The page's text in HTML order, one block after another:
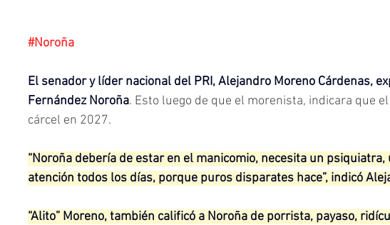
#Noroña
El senador y líder nacional del PRI, Alejandro Moreno Cárdenas,
Fernández Noroña. Esto luego de que el morenista, indicara que
cárcel en 2027.
“Noroña debería de estar en el manicomio, necesita un
atención todos los días, porque puros disparates hace”, indicó
“Alito” Moreno, también calificó a Noroña de porrista, payaso,